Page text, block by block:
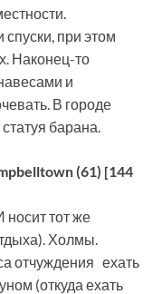
при этом
Наконец-то
и
В городе
барана.
(61) [144
тот же
Холмы.
отчуждения ехать
(откуда ехать